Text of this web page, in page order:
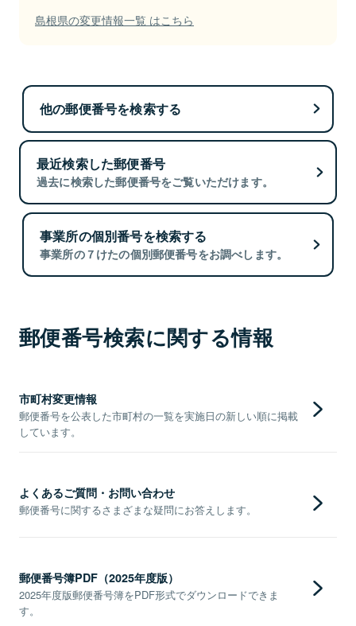
島根県の変更情報一覧 はこちら
他の郵便番号を検索する
最近検索した郵便番号
過去に検索した郵便番号をご覧いただけます。
事業所の個別番号を検索する
事業所の７けたの個別郵便番号をお調べします。
郵便番号検索に関する情報
市町村変更情報
郵便番号を公表した市町村の一覧を実施日の新しい順に掲載
しています。
よくあるご質問・お問い合わせ
郵便番号に関するさまざまな疑問にお答えします。
郵便番号簿PDF（2025年度版）
2025年度版郵便番号簿をPDF形式でダウンロードできま
す。